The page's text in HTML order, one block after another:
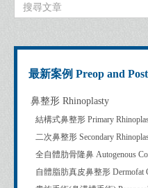
最新案例 Preop and
鼻整形 Rhinoplasty
結構式鼻整形 Primary
二次鼻整形 Secondary
全自體肋骨隆鼻 Autogenous
自體脂肪真皮鼻整形 Dermofat